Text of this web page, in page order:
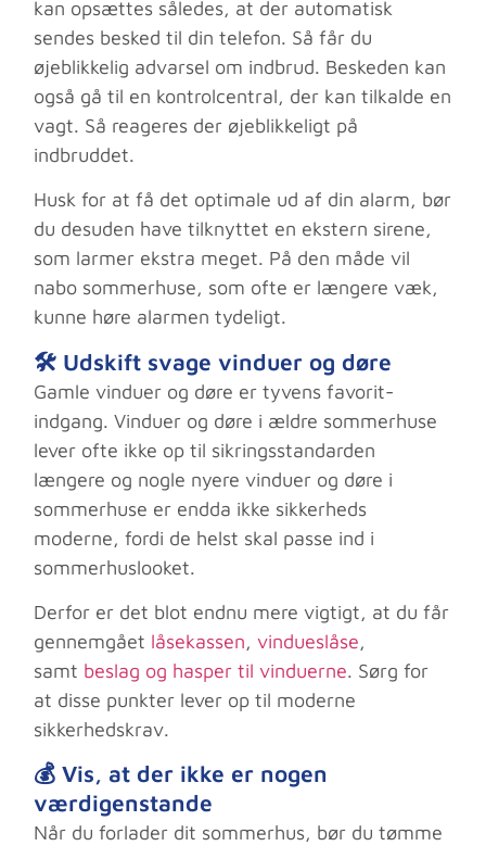
kan opsættes således, at der automatisk
sendes besked til din telefon. Så får du
øjeblikkelig advarsel om indbrud. Beskeden kan
også gå til en kontrolcentral, der kan tilkalde en
vagt. Så reageres der øjeblikkeligt på
indbruddet.
Husk for at få det optimale ud af din alarm, bør
du desuden have tilknyttet en ekstern sirene,
som larmer ekstra meget. På den måde vil
nabo sommerhuse, som ofte er længere væk,
kunne høre alarmen tydeligt.
🛠️ Udskift svage vinduer og døre
Gamle vinduer og døre er tyvens favorit-
indgang. Vinduer og døre i ældre sommerhuse
lever ofte ikke op til sikringsstandarden
længere og nogle nyere vinduer og døre i
sommerhuse er endda ikke sikkerheds
moderne, fordi de helst skal passe ind i
sommerhuslooket.
Derfor er det blot endnu mere vigtigt, at du får
gennemgået låsekassen,vindueslåse,
samt beslag og hasper til vinduerne. Sørg for
at disse punkter lever op til moderne
sikkerhedskrav.
💰 Vis, at der ikke er nogen
værdigenstande
Når du forlader dit sommerhus, bør du tømme